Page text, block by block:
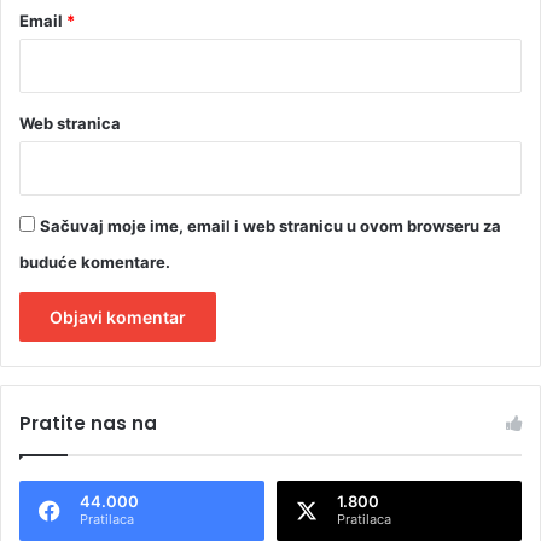
D
Email *
Web stranica
Sačuvaj moje ime, email i web stranicu u ovom browseru za
buduće komentare.
tPratite nas na
44.000
Pratilaca
1.800
Pratilaca